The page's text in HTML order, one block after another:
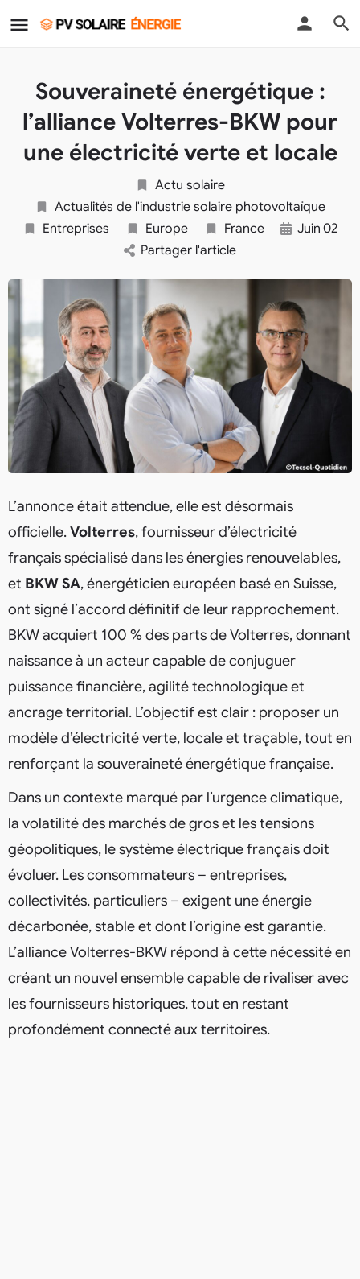
Souveraineté énergétique :
l’alliance Volterres-BKW pour
une électricité verte et locale
Actu solaire
Actualités de l'industrie solaire photovoltaïque
Entreprises
Europe France Juin 02
Partager l'article
L’annonce était attendue, elle est désormais
officielle.Volterres, fournisseur d’électricité
français spécialisé dans les énergies renouvelables,
et BKW SA, énergéticien européen basé en Suisse,
ont signé l’accord définitif de leur rapprochement.
BKW acquiert 100 % des parts de Volterres, donnant
naissance à un acteur capable de conjuguer
puissance financière, agilité technologique et
ancrage territorial. L’objectif est clair : proposer un
modèle d’électricité verte, locale et traçable, tout en
renforçant la souveraineté énergétique française.
Dans un contexte marqué par l’urgence climatique,
la volatilité des marchés de gros et les tensions
géopolitiques, le système électrique français doit
évoluer. Les consommateurs – entreprises,
collectivités, particuliers – exigent une énergie
décarbonée, stable et dont l’origine est garantie.
L’alliance Volterres-BKW répond à cette nécessité en
créant un nouvel ensemble capable de rivaliser avec
les fournisseurs historiques, tout en restant
profondément connecté aux territoires.